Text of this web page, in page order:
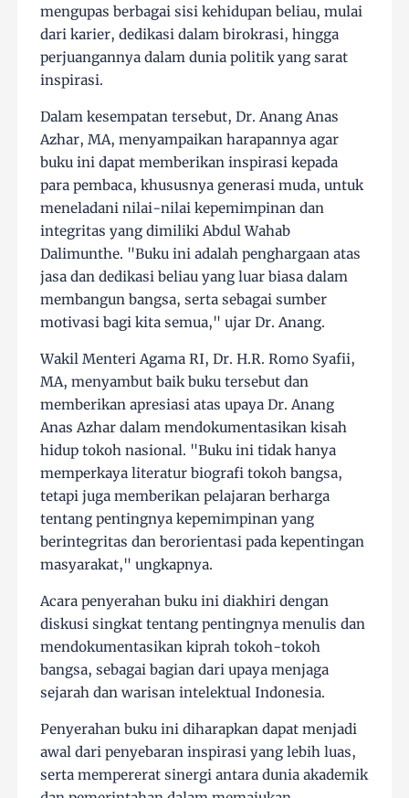
mengupas berbagai sisi kehidupan beliau, mulai
dari karier, dedikasi dalam birokrasi, hingga
perjuangannya dalam dunia politik yang sarat
inspirasi.
Dalam kesempatan tersebut, Dr. Anang Anas
Azhar, MA, menyampaikan harapannya agar
buku ini dapat memberikan inspirasi kepada
para pembaca, khususnya generasi muda, untuk
meneladani nilai-nilai kepemimpinan dan
integritas yang dimiliki Abdul Wahab
Dalimunthe. "Buku ini adalah penghargaan atas
jasa dan dedikasi beliau yang luar biasa dalam
membangun bangsa, serta sebagai sumber
motivasi bagi kita semua," ujar Dr. Anang.
Wakil Menteri Agama RI, Dr. H.R. Romo Syafii,
MA, menyambut baik buku tersebut dan
memberikan apresiasi atas upaya Dr. Anang
Anas Azhar dalam mendokumentasikan kisah
hidup tokoh nasional. "Buku ini tidak hanya
memperkaya literatur biografi tokoh bangsa,
tetapi juga memberikan pelajaran berharga
tentang pentingnya kepemimpinan yang
berintegritas dan berorientasi pada kepentingan
masyarakat," ungkapnya.
Acara penyerahan buku ini diakhiri dengan
diskusi singkat tentang pentingnya menulis dan
mendokumentasikan kiprah tokoh-tokoh
bangsa, sebagai bagian dari upaya menjaga
sejarah dan warisan intelektual Indonesia.
Penyerahan buku ini diharapkan dapat menjadi
awal dari penyebaran inspirasi yang lebih luas,
serta mempererat sinergi antara dunia akademik